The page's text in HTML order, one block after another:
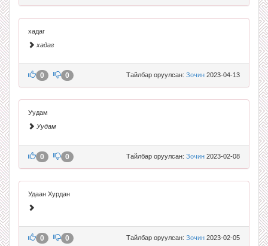
хадаг
хадаг
Тайлбар оруулсан: Зочин 2023-04-13
0 0
Уудам
Уудам
Тайлбар оруулсан: Зочин 2023-02-08
0 0
Удаан Хурдан
Тайлбар оруулсан: Зочин 2023-02-05
0 0